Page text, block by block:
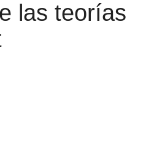
las teorías